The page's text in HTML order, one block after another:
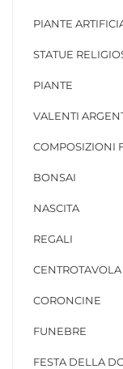
PIANTE
STATUE
PIANTE
VALENTI
COMPOSIZIONI
BONSAI
NASCITA
REGALI
CENTROTAVOLA
CORONCINE
FUNEBRE
FESTA DELLA